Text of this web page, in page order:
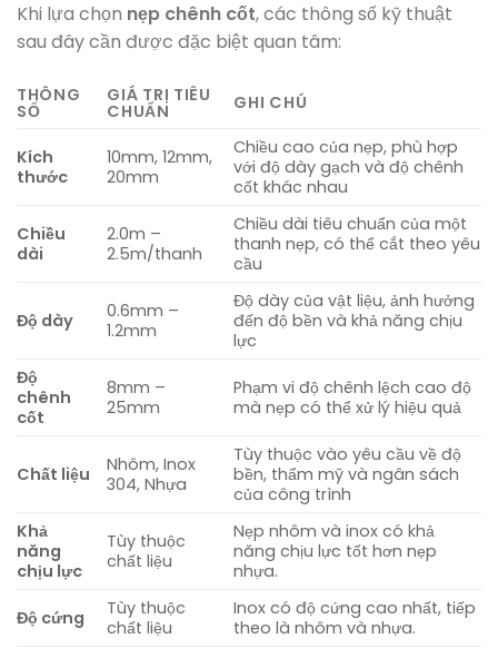
Khi lựa chọn nẹp chênh cốt, các thông số kỹ thuật
sau đây cần được đặc biệt quan tâm:
THÔNG
SỐ
GIÁ TRỊ TIÊU
CHUẨN GHI CHÚ
Kích
thước
10mm, 12mm,
20mm
Chiều cao của nẹp, phù hợp
với độ dày gạch và độ chênh
cốt khác nhau
Chiều
dài
2.0m –
2.5m/thanh
Chiều dài tiêu chuẩn của một
thanh nẹp, có thể cắt theo yêu
cầu
Độ dày
0.6mm –
1.2mm
Độ dày của vật liệu, ảnh hưởng
đến độ bền và khả năng chịu
lực
Độ
chênh
cốt
8mm –
25mm
Phạm vi độ chênh lệch cao độ
mà nẹp có thể xử lý hiệu quả
Chất liệu
Nhôm, Inox
304, Nhựa
Tùy thuộc vào yêu cầu về độ
bền, thẩm mỹ và ngân sách
của công trình
Khả
năng
chịu lực
Tùy thuộc
chất liệu
Nẹp nhôm và inox có khả
năng chịu lực tốt hơn nẹp
nhựa.
Độ cứng
Tùy thuộc
chất liệu
Inox có độ cứng cao nhất, tiếp
theo là nhôm và nhựa.